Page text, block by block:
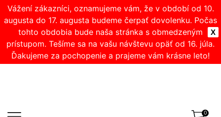
X
Vážení zákazníci, oznamujeme vám, že v období od 10.
augusta do 17. augusta budeme čerpať dovolenku. Počas
tohto obdobia bude naša stránka s obmedzeným
prístupom. Tešíme sa na vašu návštevu opäť od 16. júla.
Ďakujeme za pochopenie a prajeme vám krásne leto!
0